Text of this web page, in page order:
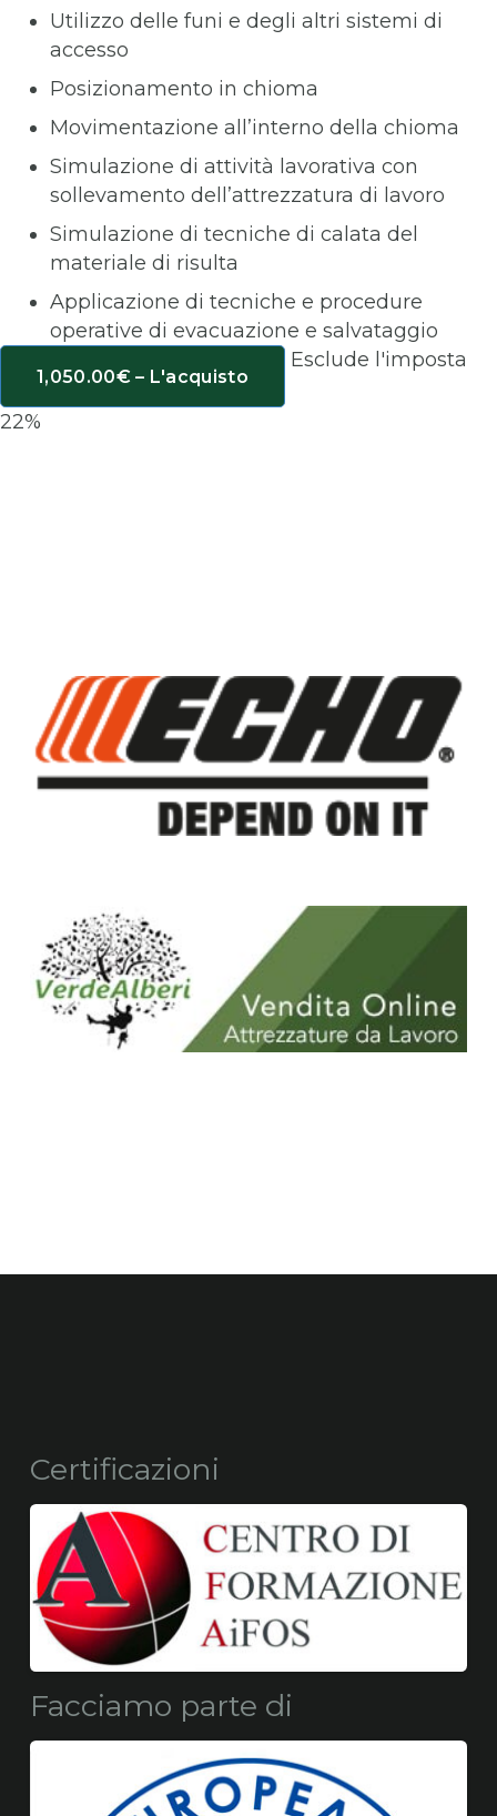
Utilizzo delle funi e degli altri sistemi di
accesso
Posizionamento in chioma
Movimentazione all’interno della chioma
Simulazione di attività lavorativa con
sollevamento dell’attrezzatura di lavoro
Simulazione di tecniche di calata del
materiale di risulta
Applicazione di tecniche e procedure
operative di evacuazione e salvataggio
1,050.00€ – L'acquisto
Esclude l'imposta
22%
Certificazioni
Facciamo parte di